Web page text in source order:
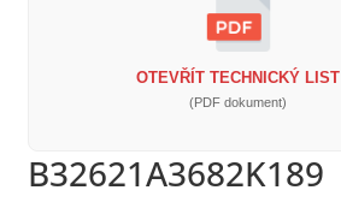
OTEVŘÍT TECHNICKÝ LIST
(PDF dokument)
B32621A3682K189